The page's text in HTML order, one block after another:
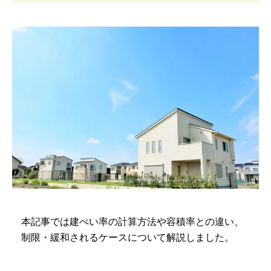
本記事では建ぺい率の計算方法や容積率との違い、
制限・緩和されるケースについて解説しました。